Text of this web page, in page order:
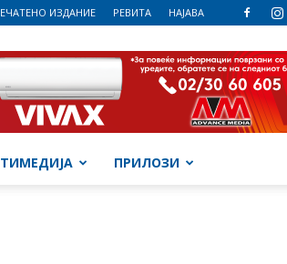
ИЗДАНИЕ РЕВИТА НАЈАВА
ПРИЛОЗИ